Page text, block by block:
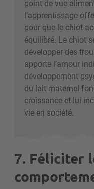
point de vue
l’apprentissage
pour que le chiot
équilibré. Le chiot
développer des
apporte l’amour
développement
du lait maternel
croissance et lui
vie en société.
7. Féliciter